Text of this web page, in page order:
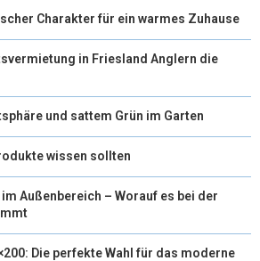
Charakter für ein warmes Zuhause
in Friesland Anglern die
und sattem Grün im Garten
wissen sollten
Außenbereich – Worauf es bei der
Die perfekte Wahl für das moderne